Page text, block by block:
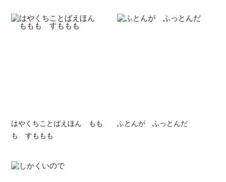
はやくちことばえほん もも
も すももも
ふとんが ふっとんだ